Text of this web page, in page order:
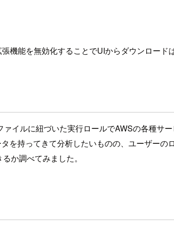
機能を無効化することでUIからダウンロー
イルに紐づいた実行ロールでAWSの各種サー
を持ってきて分析したいものの、ユーザー
か調べてみました。